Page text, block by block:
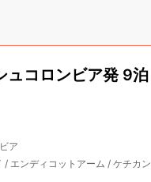
ュコロンビア発 9泊
ア
/ エンディコットアーム / ケチカン